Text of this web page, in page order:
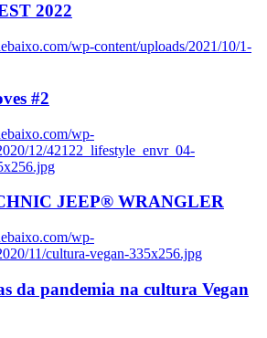
2022
wp-content/uploads/2021/10/1-
#2
wp-
12/42122_lifestyle_envr_04-
JEEP® WRANGLER
wp-
11/cultura-vegan-335x256.jpg
da pandemia na cultura Vegan